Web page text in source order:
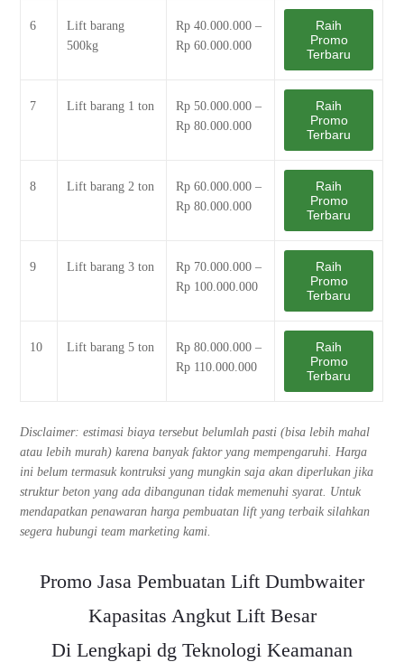
6
Lift barang
500kg
Rp 40.000.000 –
Rp 60.000.000
Raih
Promo
Terbaru
7 Lift barang 1 ton
Rp 50.000.000 –
Rp 80.000.000
Raih
Promo
Terbaru
8 Lift barang 2 ton
Rp 60.000.000 –
Rp 80.000.000
Raih
Promo
Terbaru
9 Lift barang 3 ton
Rp 70.000.000 –
Rp 100.000.000
Raih
Promo
Terbaru
10 Lift barang 5 ton
Rp 80.000.000 –
Rp 110.000.000
Raih
Promo
Terbaru
Disclaimer: estimasi biaya tersebut belumlah pasti (bisa lebih mahal
atau lebih murah) karena banyak faktor yang mempengaruhi. Harga
ini belum termasuk kontruksi yang mungkin saja akan diperlukan jika
struktur beton yang ada dibangunan tidak memenuhi syarat. Untuk
mendapatkan penawaran harga pembuatan lift yang terbaik silahkan
segera hubungi team marketing kami.
Promo Jasa Pembuatan Lift Dumbwaiter
Kapasitas Angkut Lift Besar
Di Lengkapi dg Teknologi Keamanan